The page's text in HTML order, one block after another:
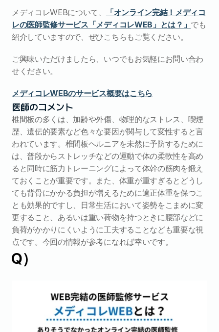
メディコレWEBについて、
「オンライン完結！メディコ
レの医師監修サービス「メディコレWEB」とは？」 でも
紹介していますので、ぜひこちらもご覧ください。
ご興味いただけましたら、いつでもお気軽にお問い合わ
せください。
メディコレWEBのサービス概要はこちら
医師のコメント
椎間板の多くは、加齢や外傷、物理的なストレス、喫煙
歴、遺伝的要素など色々な要因が関与して変性すると言
われています。椎間板ヘルニアを未然に予防するために
は、普段からストレッチなどの運動で体の柔軟性を高め
ると同時に筋力トレーニングによって体幹の筋肉を鍛え
ておくことが重要です。また、体重が重すぎるとどうし
ても背骨にかかる負担が増えるために適正体重を保つこ
とも効果的ですし、日常生活において姿勢をこまめに変
更すること、あるいは重い荷物を持つときに腰部などに
負荷がかかりにくいように工夫することなども重要な視
点です。今回の情報が参考になれば幸いです。
）